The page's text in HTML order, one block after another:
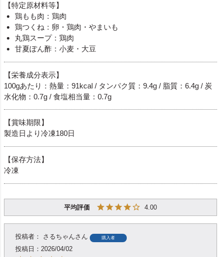
【特定原材料等】
鶏もも肉：鶏肉
鶏つくね：卵・鶏肉・やまいも
丸鶏スープ：鶏肉
甘夏ぽん酢：小麦・大豆
【栄養成分表示】
100gあたり：熱量：91kcal / タンパク質：9.4g / 脂質：6.4g / 炭
水化物：0.7g / 食塩相当量：0.7g
【賞味期限】
製造日より冷凍180日
【保存方法】
冷凍
4.00
さるちゃん 購入者
投稿日 2026/04/02